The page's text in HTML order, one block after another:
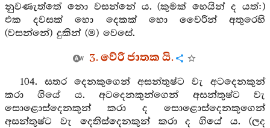
නුවණැත්තේ නො වසන්නේ ය. (කුමක් හෙයින් ද යත්:)
එක දවසක් හො දෙකක් හො වෛරීන් අතුරෙහි
(වසන්නේ) දුකින් (ම) වෙසේ.
3. වේරී ජාතක යි.
104. සතර දෙනකුගෙන් අසන්තුෂ්ට වැ අටදෙනකුන්
කරා ගියේ ය. අටදෙනකුන්ගෙන් අසන්තුෂ්ට වැ
සොළොස්දෙනකුන් කරා ද සොළොස්දෙනකුගෙන්
අසන්තුෂ්ට වැ දෙතිස්දෙනකුන් කරා ද ගියේ ය. (ලද